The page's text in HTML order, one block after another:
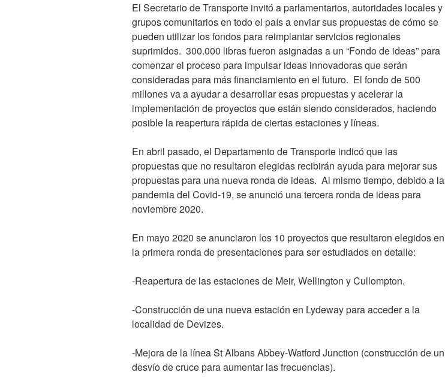
El Secretario de Transporte invitó a parlamentarios, autoridades locales y
grupos comunitarios en todo el país a enviar sus propuestas de cómo se
pueden utilizar los fondos para reimplantar servicios regionales
suprimidos. 300.000 libras fueron asignadas a un “Fondo de ideas” para
comenzar el proceso para impulsar ideas innovadoras que serán
consideradas para más financiamiento en el futuro. El fondo de 500
millones va a ayudar a desarrollar esas propuestas y acelerar la
implementación de proyectos que están siendo considerados, haciendo
posible la reapertura rápida de ciertas estaciones y líneas.
En abril pasado, el Departamento de Transporte indicó que las
propuestas que no resultaron elegidas recibirán ayuda para mejorar sus
propuestas para una nueva ronda de ideas. Al mismo tiempo, debido a la
pandemia del Covid-19, se anunció una tercera ronda de ideas para
noviembre 2020.
En mayo 2020 se anunciaron los 10 proyectos que resultaron elegidos en
la primera ronda de presentaciones para ser estudiados en detalle:
-Reapertura de las estaciones de Meir, Wellington y Cullompton.
-Construcción de una nueva estación en Lydeway para acceder a la
localidad de Devizes.
-Mejora de la línea St Albans Abbey-Watford Junction (construcción de un
desvío de cruce para aumentar las frecuencias).